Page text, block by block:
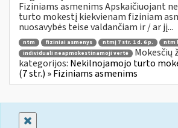
Fiziniams asmenims Apskaičiuojant
turto mokestį kiekvienam fiziniam
nuosavybės teise valdančiam ir / ar jį...
ntm fiziniai asmenys ntmį 7 str. 1 d. 6 p.
ntm
individuali neapmokestinamoji vertė
Mokesčių
kategorijos: Nekilnojamojo turto
(7 str.) » Fiziniams asmenims